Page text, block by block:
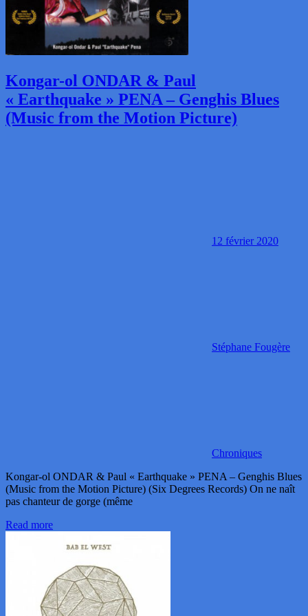
Kongar-ol ONDAR & Paul
« Earthquake » PENA – Genghis Blues
(Music from the Motion Picture)
12 février 2020
Stéphane Fougère
Chroniques
Kongar-ol ONDAR & Paul « Earthquake » PENA – Genghis Blues
(Music from the Motion Picture) (Six Degrees Records) On ne naît
pas chanteur de gorge (même
Read more